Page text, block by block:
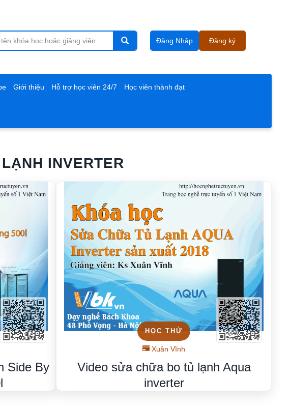
Đăng Nhập Đăng ký
Giới thiệu Hỗ trợ học viên 24/7 Học viên thành đạt
INVERTER
Side By
HỌC THỬ
Xuân Vĩnh
Video sửa chữa bo tủ lạnh Aqua
inverter